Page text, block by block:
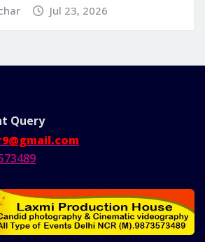
Jul 23, 2026
Query